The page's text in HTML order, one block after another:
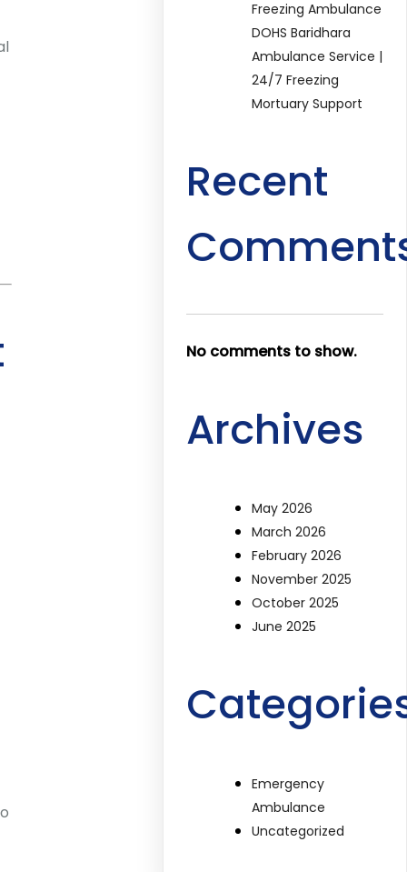
Freezing Ambulance
DOHS Baridhara
Ambulance Service |
24/7 Freezing
Mortuary Support
Recent
No comments to show.
Archives
May 2026
March 2026
February 2026
November 2025
October 2025
June 2025
Emergency
Ambulance
Uncategorized